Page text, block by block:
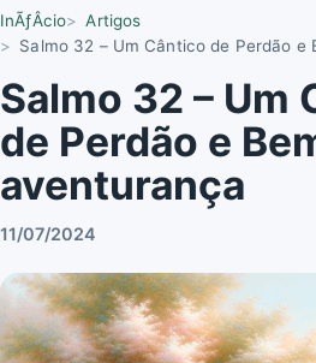
InÃƒÂ­cio
Artigos
Salmo 32 – Um Cântico de Perdão e
Salmo 32 – Um
de Perdão e
aventurança
11/07/2024